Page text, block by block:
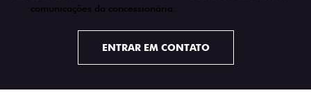
comunicações da concessionária.
ENTRAR EM CONTATO